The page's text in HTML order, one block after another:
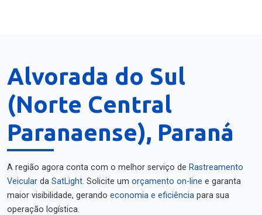
Alvorada do Sul
(Norte Central
Paranaense), Paraná
A região agora conta com o melhor serviço de Rastreamento
Veicular da SatLight. Solicite um orçamento on-line e garanta
maior visibilidade, gerando economia e eficiência para sua
operação logística.